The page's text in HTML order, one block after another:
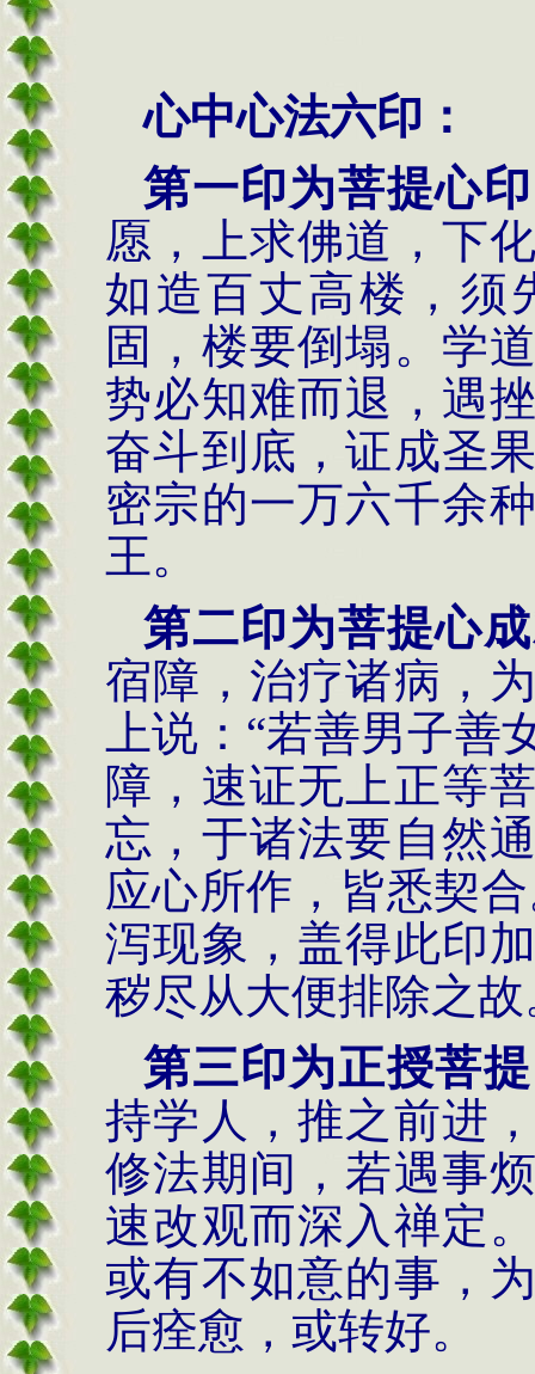
心中心法六印：
第一印为菩提心
愿，上求佛道，下
如造百丈高楼，须
固，楼要倒塌。学
势必知难而退，遇
奋斗到底，证成圣
密宗的一万六千余
王。
第二印为菩提心
宿障，治疗诸病，
上说： “若善男子善
障，速证无上正等
忘，于诸法要自然
应心所作，皆悉契
泻现象，盖得此印
秽尽从大便排除之故
第三印为正授菩
持学人，推之前进
修法期间，若遇事
速改观而深入禅定
或有不如意的事，
后痊愈，或转好。